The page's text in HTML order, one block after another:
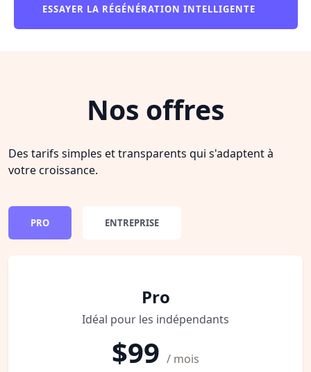
ESSAYER LA RÉGÉNÉRATION INTELLIGENTE
Nos offres
Des tarifs simples et transparents qui s'adaptent à
votre croissance.
PRO ENTREPRISE
Pro
Idéal pour les indépendants
$99 / mois